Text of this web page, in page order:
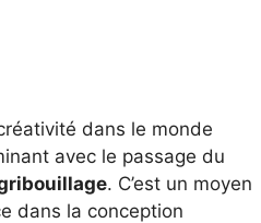
dans le monde
avec le passage du
. C’est un moyen
dans la conception